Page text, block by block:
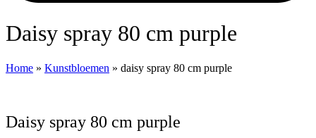
daisy spray 80 cm purple
Home » Kunstbloemen » daisy spray 80 cm purple
daisy spray 80 cm purple